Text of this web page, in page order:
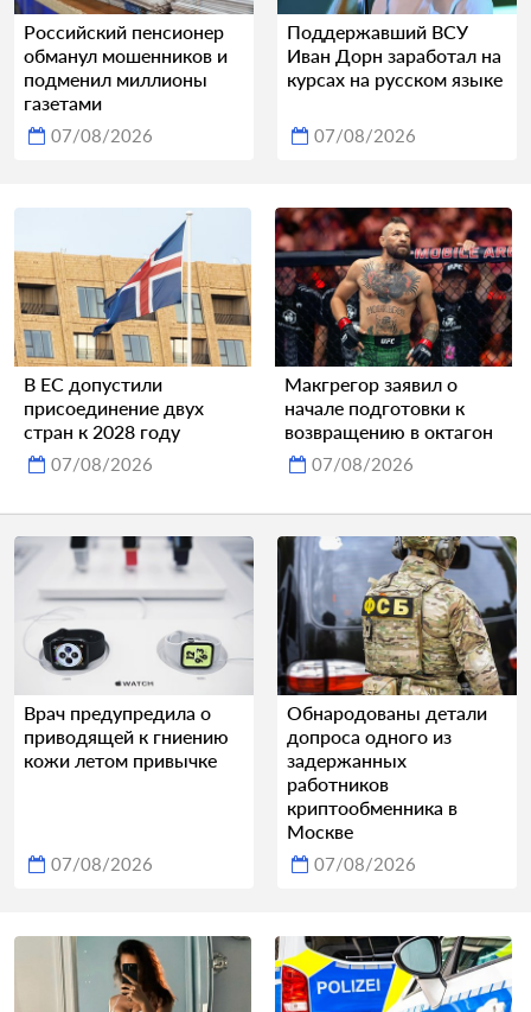
Российский пенсионер
обманул мошенников и
подменил миллионы
газетами
07/08/2026
Поддержавший ВСУ
Иван Дорн заработал на
курсах на русском языке
07/08/2026
В ЕС допустили
присоединение двух
стран к 2028 году
07/08/2026
Макгрегор заявил о
начале подготовки к
возвращению в октагон
07/08/2026
Врач предупредила о
приводящей к гниению
кожи летом привычке
07/08/2026
Обнародованы детали
допроса одного из
задержанных
работников
криптообменника в
Москве
07/08/2026